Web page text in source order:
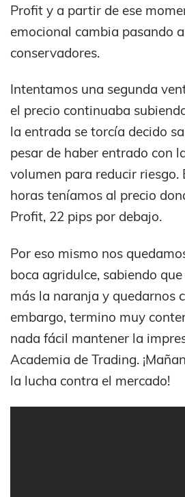
Profit y a partir de ese
emocional cambia pasando
conservadores.
Intentamos una segunda
el precio continuaba
la entrada se torcía decido
pesar de haber entrado con
volumen para reducir riesgo.
horas teníamos al precio
Profit, 22 pips por debajo.
Por eso mismo nos
boca agridulce, sabiendo
más la naranja y quedarnos
embargo, termino muy
nada fácil mantener la
Academia de Trading.
la lucha contra el mercado!